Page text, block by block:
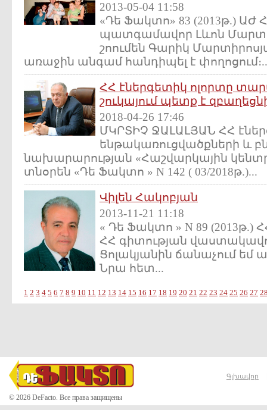
2013-05-04 11:58
«Դե Ֆակտո» 83 (2013թ.)
պատգամավոր Լևոն
շոումեն Գարիկ
առաջին անգամ հանդիպել է
ՀՀ էներգետիկ ոլորտը
շուկայում պետք է
2018-04-26 17:46
ՄԿՐՏԻՉ ՋԱԼԱԼՅԱՆ ՀՀ
ենթակառուցվածքների և
նախարարության «Հաշվարկային
տնօրեն «Դե Ֆակտո » N 142 ( 03/2018թ.)...
Վիլեն Հակոբյան
2013-11-21 11:18
« Դե Ֆակտո » N 89
ՀՀ գիտության
Ցոլակյանին ճանաչում եմ
Նրա հետ...
1 2 3 4 5 6 7 8 9 10 11 12 13 14 15 16 17 18 19 20 21 22 23 24 25 26 27
© 2026 DeFacto. Все права защищены
Գլխավոր